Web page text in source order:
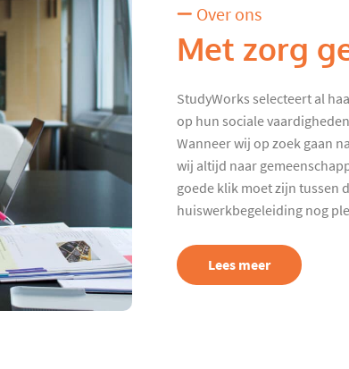
Over ons
Met zorg
StudyWorks selecteert al
op hun sociale
Wanneer wij op zoek gaan
wij altijd naar
goede klik moet zijn tussen
huiswerkbegeleiding nog
Lees meer